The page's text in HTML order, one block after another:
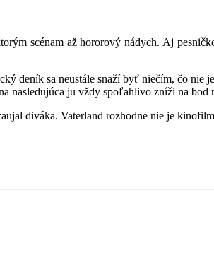
scénam až hororový nádych. Aj
deník sa neustále snaží byť niečím, čo nie
nasledujúca ju vždy spoľahlivo zníži na bod
diváka. Vaterland rozhodne nie je